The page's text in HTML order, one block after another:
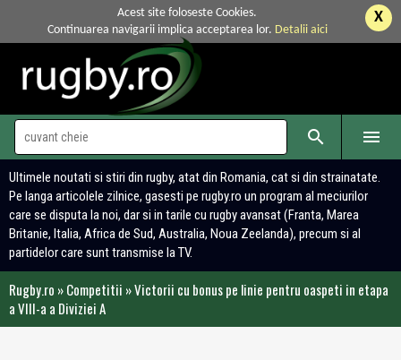
X
Acest site foloseste Cookies.
Continuarea navigarii implica acceptarea lor. Detalii aici
 
Ultimele noutati si stiri din rugby, atat din Romania, cat si din strainatate.
Pe langa articolele zilnice, gasesti pe rugby.ro un program al meciurilor
care se disputa la noi, dar si in tarile cu rugby avansat (Franta, Marea
Britanie, Italia, Africa de Sud, Australia, Noua Zeelanda), precum si al
partidelor care sunt transmise la TV.
Rugby.ro »Competitii »Victorii cu bonus pe linie pentru oaspeti in etapa
a VIII-a a Diviziei A